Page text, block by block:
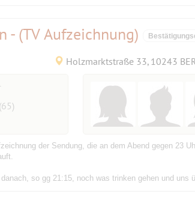
- (TV Aufzeichnung)
Holzmarktstraße 33, 10243
(65)
der Sendung, die an dem Abend gegen 23
so gg 21:15, noch was trinken gehen und uns